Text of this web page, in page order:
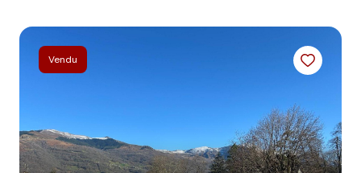
NOUS
CONTACTER
VENDUS
ALERTE
Vendu